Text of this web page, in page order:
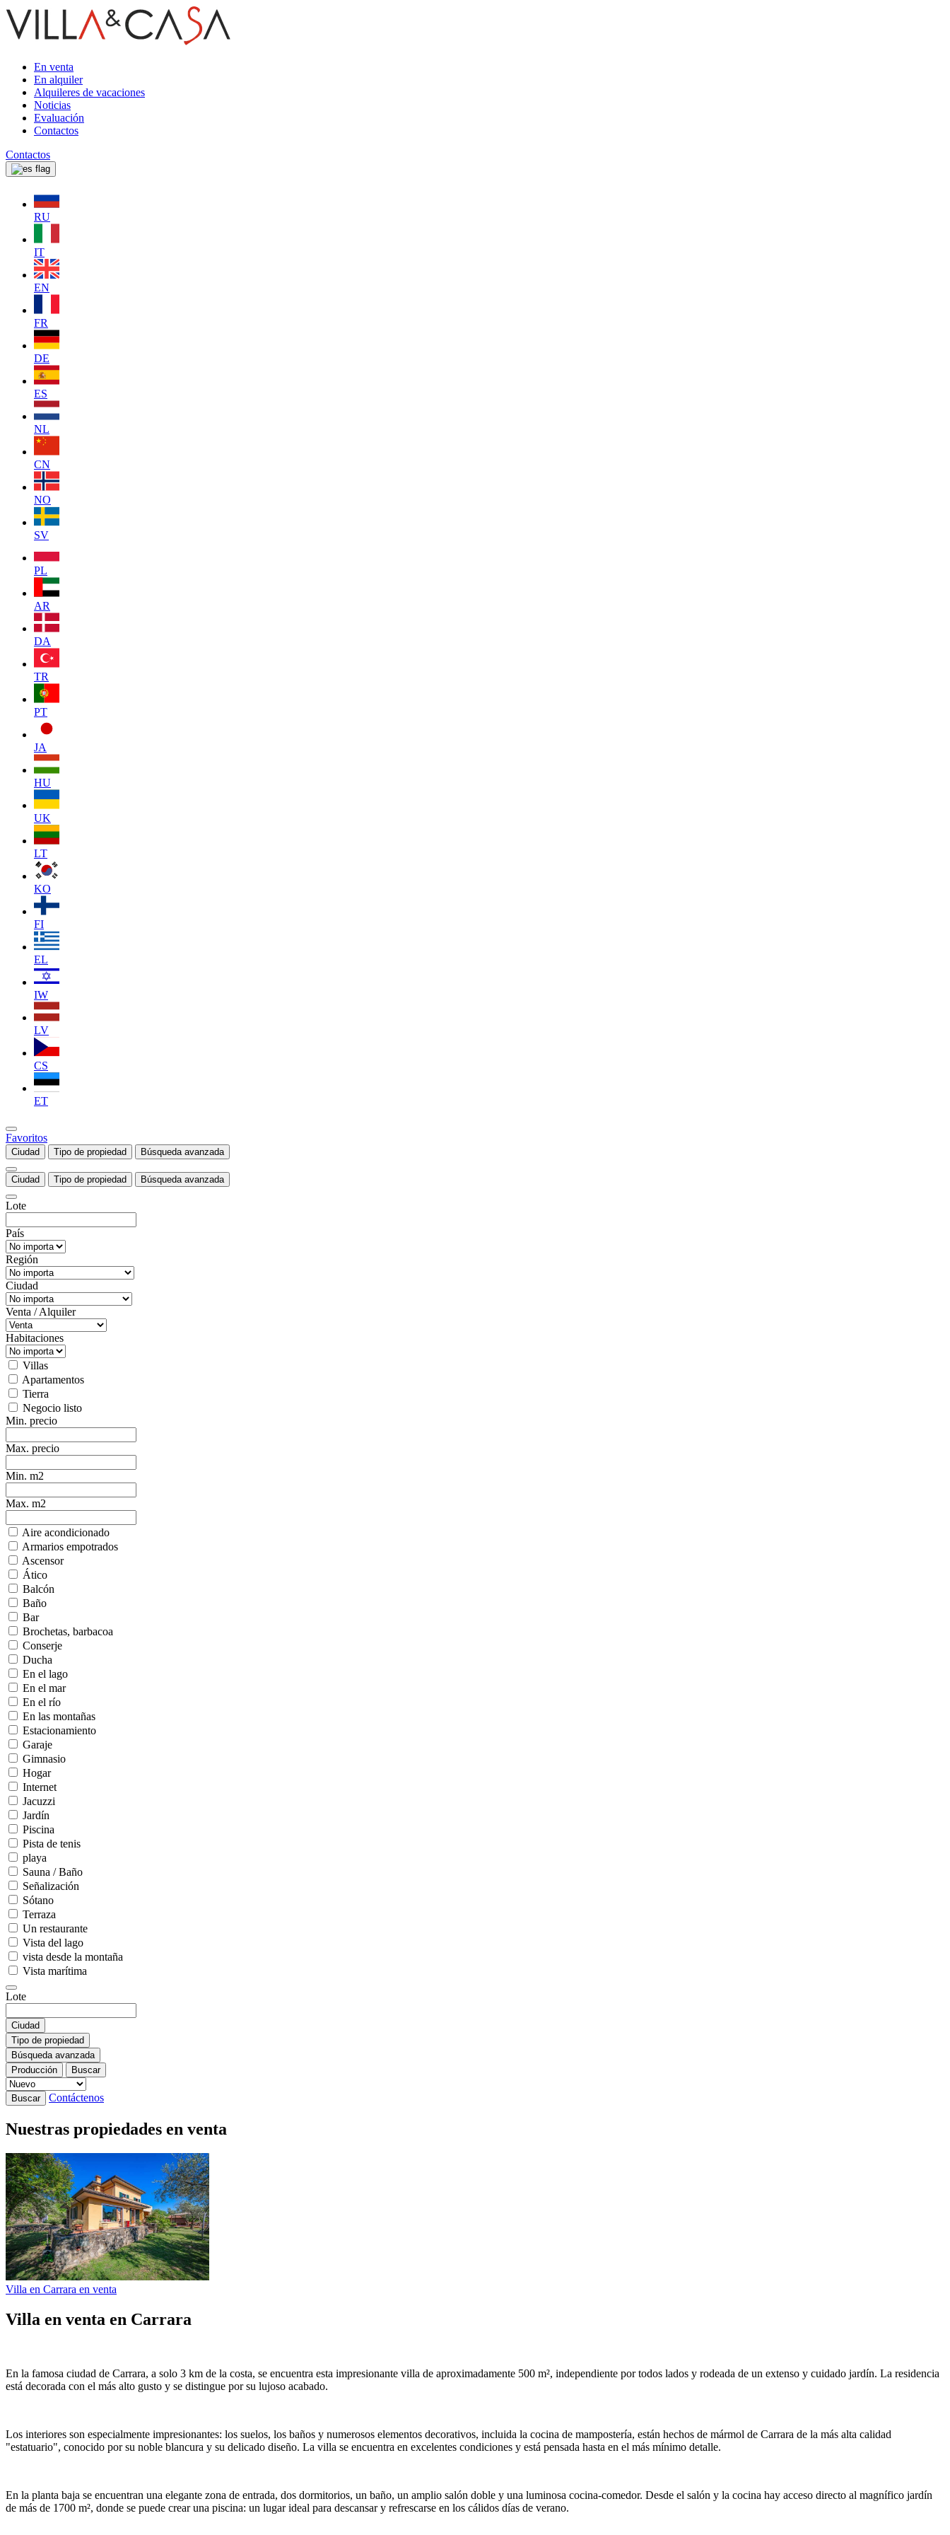
En venta
En alquiler
Alquileres de vacaciones
Noticias
Evaluación
Contactos
Contactos
RU
IT
EN
FR
DE
ES
NL
CN
NO
SV
PL
AR
DA
TR
PT
JA
HU
UK
LT
KO
FI
EL
IW
LV
CS
ET
Favoritos
Ciudad Tipo de propiedad Búsqueda avanzada
Ciudad Tipo de propiedad Búsqueda avanzada
Lote
País
Región
Ciudad
Venta / Alquiler
Habitaciones
Villas
Apartamentos
Tierra
Negocio listo
Min. precio
Max. precio
Min. m2
Max. m2
Aire acondicionado
Armarios empotrados
Ascensor
Ático
Balcón
Baño
Bar
Brochetas, barbacoa
Conserje
Ducha
En el lago
En el mar
En el río
En las montañas
Estacionamiento
Garaje
Gimnasio
Hogar
Internet
Jacuzzi
Jardín
Piscina
Pista de tenis
playa
Sauna / Baño
Señalización
Sótano
Terraza
Un restaurante
Vista del lago
vista desde la montaña
Vista marítima
Lote
Ciudad
Tipo de propiedad
Búsqueda avanzada
Producción
Buscar
Buscar Contáctenos
Nuestras propiedades en venta
Villa en Carrara en venta
Villa en venta en Carrara
En la famosa ciudad de Carrara, a solo 3 km de la costa, se encuentra esta impresionante villa de aproximadamente 500 m², independiente por todos lados y rodeada de un extenso y cuidado jardín. La residencia
está decorada con el más alto gusto y se distingue por su lujoso acabado.
Los interiores son especialmente impresionantes: los suelos, los baños y numerosos elementos decorativos, incluida la cocina de mampostería, están hechos de mármol de Carrara de la más alta calidad
"estatuario", conocido por su noble blancura y su delicado diseño. La villa se encuentra en excelentes condiciones y está pensada hasta en el más mínimo detalle.
En la planta baja se encuentran una elegante zona de entrada, dos dormitorios, un baño, un amplio salón doble y una luminosa cocina-comedor. Desde el salón y la cocina hay acceso directo al magnífico jardín
de más de 1700 m², donde se puede crear una piscina: un lugar ideal para descansar y refrescarse en los cálidos días de verano.